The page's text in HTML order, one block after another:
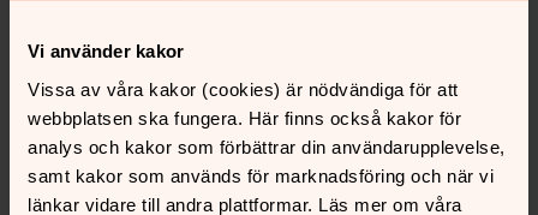
Vi använder kakor
Vissa av våra kakor (cookies) är nödvändiga för att
webbplatsen ska fungera. Här finns också kakor för
analys och kakor som förbättrar din användarupplevelse,
samt kakor som används för marknadsföring och när vi
länkar vidare till andra plattformar. Läs mer om våra
Synpunkter eller frågor på sidans
innehåll?
norrkoping@svenskakyrkan.se
Dela